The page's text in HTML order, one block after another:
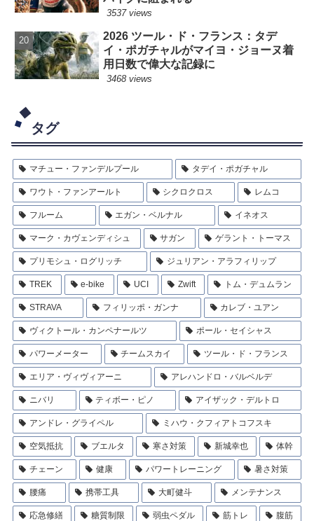
3537 views
2026 ツール・ド・フランス：タデ
イ・ポガチャルがマイヨ・ジョーヌ着
用日数で偉大な記録に
3468 views
タグ
マチュー・ファンデルプール タデイ・ポガチャル
ワウト・ファンアールト シクロクロス レムコ
フルーム エガン・ベルナル イネオス
マーク・カヴェンディシュ サガン ゲラント・トーマス
プリモシュ・ログリッチ ジュリアン・アラフィリップ
TREK e-bike UCI Zwift トム・デュムラン
STRAVA フィリッポ・ガンナ カレブ・ユアン
ヴィクトール・カンペナールツ ポール・セイシャス
パワーメーター チームスカイ ツール・ド・フランス
エリア・ヴィヴィアーニ アレハンドロ・バルベルデ
ニバリ ティボー・ピノ アイザック・デルトロ
アンドレ・グライペル ミハウ・クフィアトコフスキ
空気抵抗 ブエルタ 寒さ対策 新城幸也 体幹
チェーン 健康 パワートレーニング 暑さ対策
腰痛 携帯工具 大町健斗 メンテナンス
応急修繕 糖質制限 弱虫ペダル 筋トレ 腹筋